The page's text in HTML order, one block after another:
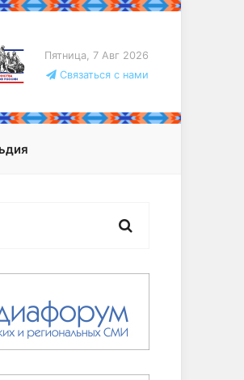
Пятница, 7 Авг 2026
Связаться с нами